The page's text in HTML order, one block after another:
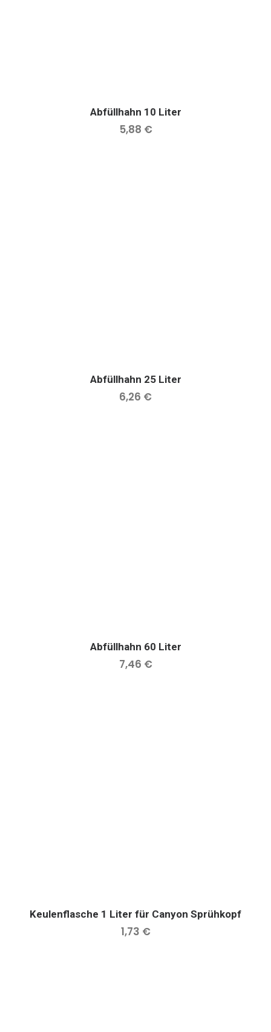
Abfüllhahn 10 Liter
5,88 €
Abfüllhahn 25 Liter
6,26 €
Abfüllhahn 60 Liter
7,46 €
IN DEN WARENKORB
Keulenflasche 1 Liter für Canyon Sprühkopf
1,73 €